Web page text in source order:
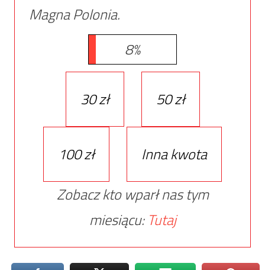
Magna Polonia.
8%
30 zł 50 zł
100 zł
Inna kwota
Zobacz kto wparł nas tym
miesiącu: Tutaj